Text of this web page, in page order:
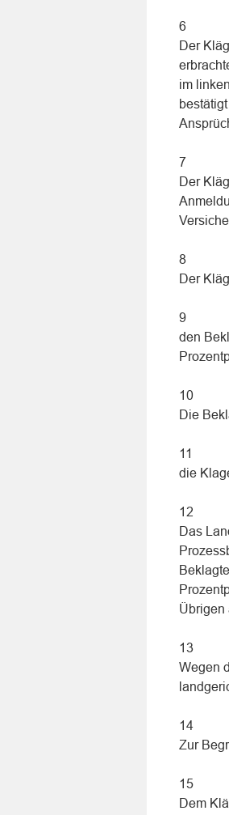
6
Der
im
7
Der
8
Der
9
den
10
Die
11
die
12
Das
Übrigen
13
Wegen
14
Zur
15
Dem